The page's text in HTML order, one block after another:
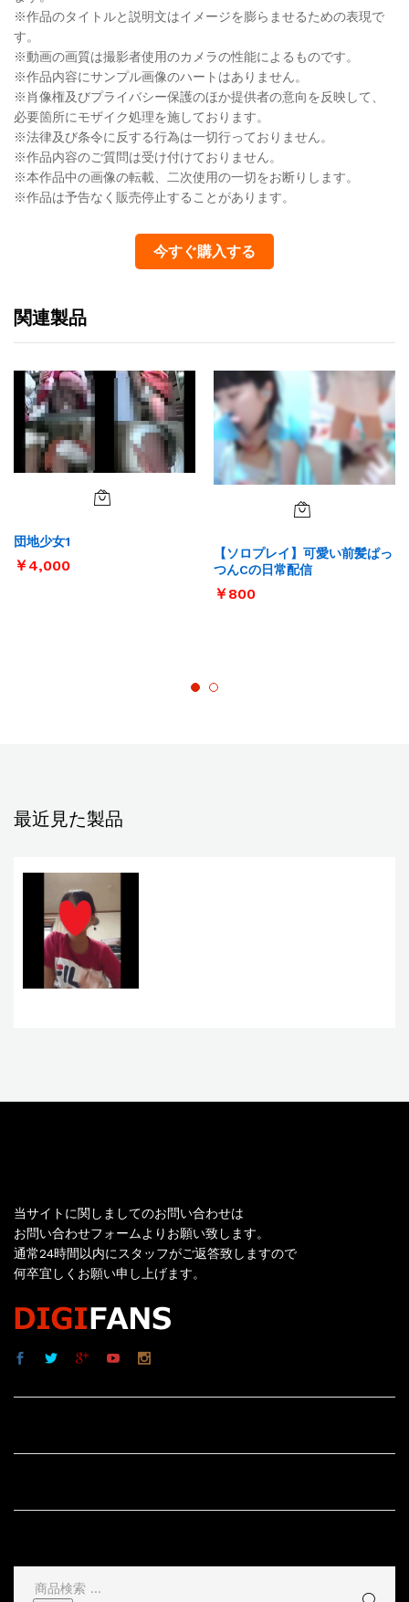
※作品のタイトルと説明文はイメージを膨らませるための表現で
す。
※動画の画質は撮影者使用のカメラの性能によるものです。
※作品内容にサンプル画像のハートはありません。
※肖像権及びプライバシー保護のほか提供者の意向を反映して、
必要箇所にモザイク処理を施しております。
※法律及び条令に反する行為は一切行っておりません。
※作品内容のご質問は受け付けておりません。
※本作品中の画像の転載、二次使用の一切をお断りします。
※作品は予告なく販売停止することがあります。
今すぐ購入する
関連製品
団地少女1
￥4,000
【ソロプレイ】可愛い前髪ぱっ
つんCの日常配信
￥800
最近見た製品
当サイトに関しましてのお問い合わせは
お問い合わせフォームよりお願い致します。
通常24時間以内にスタッフがご返答致しますので
何卒宜しくお願い申し上げます。
検